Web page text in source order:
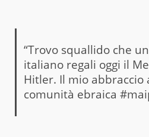
“Trovo squallido che
italiano regali oggi il
Hitler. Il mio abbraccio
comunità ebraica